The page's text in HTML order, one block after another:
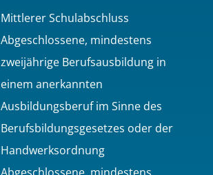
Mittlerer Schulabschluss
Abgeschlossene, mindestens
zweijährige Berufsausbildung in
einem anerkannten
Ausbildungsberuf im Sinne des
Berufsbildungsgesetzes oder der
Handwerksordnung